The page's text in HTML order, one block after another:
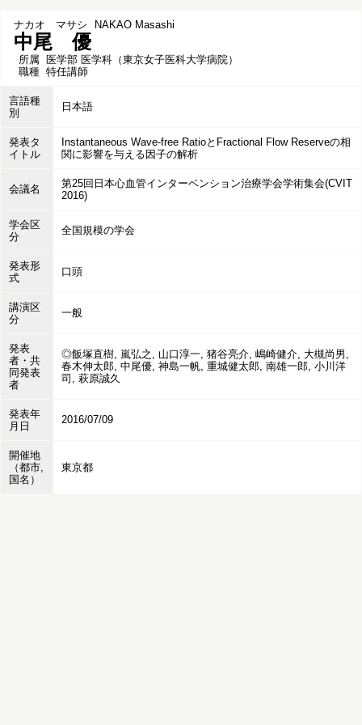
ナカオ マサシ NAKAO Masashi
中尾 優
所属 医学部 医学科（東京女子医科大学病院）
職種 特任講師
言語種
別
日本語
発表タ
イトル
Instantaneous Wave-free RatioとFractional Flow Reserveの相
関に影響を与える因子の解析
会議名
第25回日本心血管インターベンション治療学会学術集会(CVIT
2016)
学会区
分
全国規模の学会
発表形
式
口頭
講演区
分
一般
発表
者・共
同発表
者
◎飯塚直樹, 嵐弘之, 山口淳一, 猪谷亮介, 嶋崎健介, 大槻尚男,
春木伸太郎, 中尾優, 神島一帆, 重城健太郎, 南雄一郎, 小川洋
司, 萩原誠久
発表年
月日
2016/07/09
開催地
（都市,
国名）
東京都